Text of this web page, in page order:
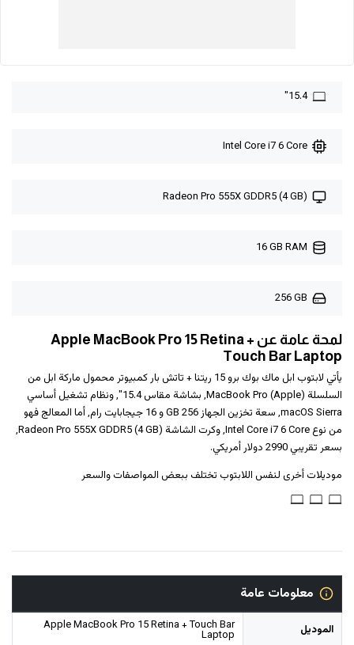
15.4"
Intel Core i7 6 Core
Radeon Pro 555X GDDR5 (4 GB)
16 GB RAM
256 GB
لمحة عامة عن Apple MacBook Pro 15 Retina +
Touch Bar Laptop
يأتي لابتوب ابل ماك بوك برو 15 ريتنا + تاتش بار كمبيوتر محمول ماركة ابل من
السلسلة (Apple) MacBook Pro, بشاشة مقاس 15.4", ونظام تشغيل أساسي
macOS Sierra, سعة تخزين الجهاز 256 GB و ‎16 جيجابايت رام‎, أما المعالج فهو
من نوع Intel Core i7 6 Core, وكرت الشاشة Radeon Pro 555X GDDR5 (4 GB),
بسعر تقريبي 2990 دولار أمريكي.
موديلات أخرى لنفس اللابتوب تختلف ببعض المواصفات والسعر
معلومات عامة
الموديل Apple MacBook Pro 15 Retina + Touch Bar
Laptop